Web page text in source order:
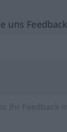
uns